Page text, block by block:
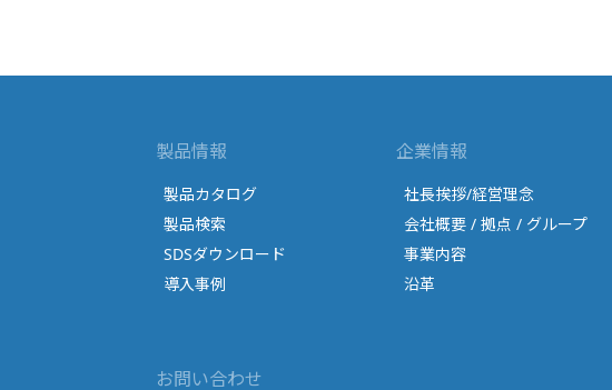
製品情報
製品カタログ
製品検索
SDSダウンロード
導入事例
企業情報
社長挨拶/経営理念
会社概要 / 拠点 / グループ
事業内容
沿革
お問い合わせ